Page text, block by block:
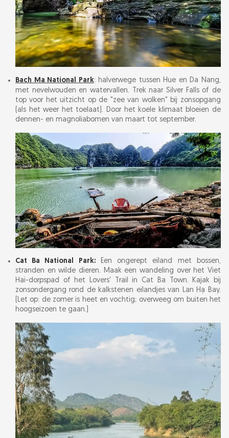
Bach Ma National Park: halverwege tussen Hue en Da Nang,
met nevelwouden en watervallen. Trek naar Silver Falls of de
top voor het uitzicht op de "zee van wolken" bij zonsopgang
(als het weer het toelaat). Door het koele klimaat bloeien de
dennen- en magnoliabomen van maart tot september.
Cat Ba National Park:Een ongerept eiland met bossen,
stranden en wilde dieren. Maak een wandeling over het Viet
Hai-dorpspad of het Lovers' Trail in Cat Ba Town. Kajak bij
zonsondergang rond de kalkstenen eilandjes van Lan Hạ Bay.
(Let op: de zomer is heet en vochtig; overweeg om buiten het
hoogseizoen te gaan.)